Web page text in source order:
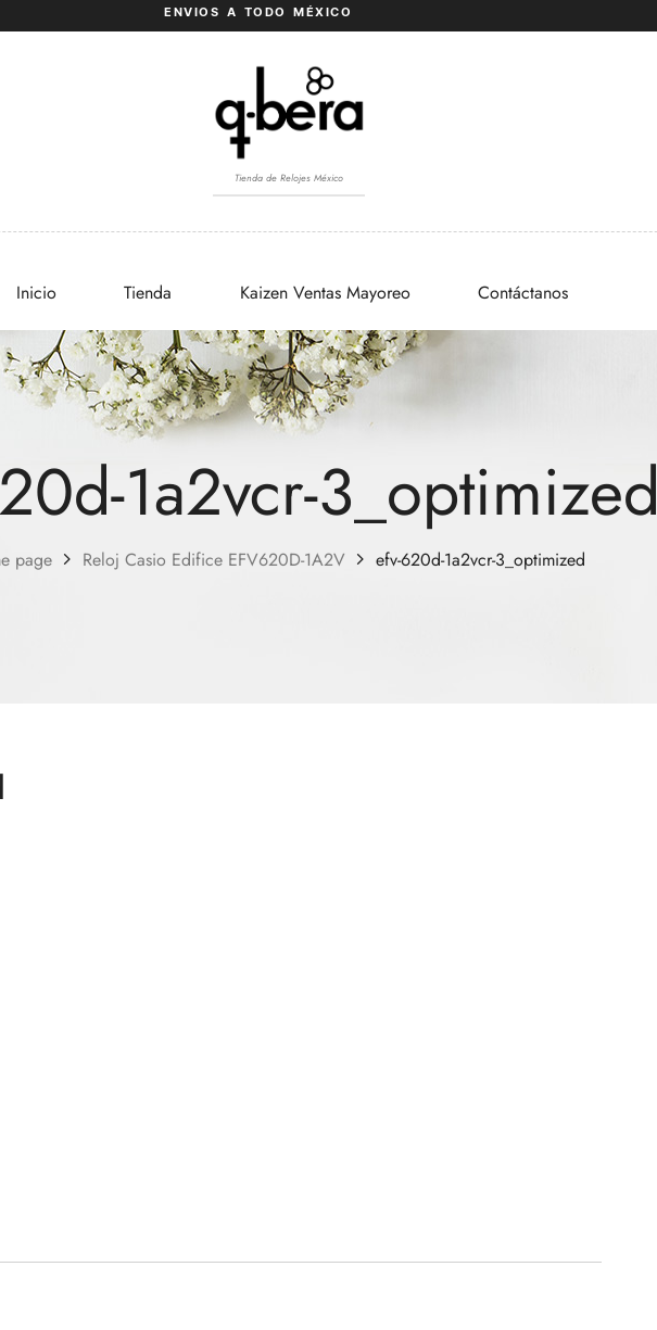
ENVIOS A TODO MÉXICO
Tienda de Relojes México
Inicio Tienda Kaizen Ventas Mayoreo Contáctanos
1a2vcr-3_optimized
page Reloj Casio Edifice EFV620D-1A2V efv-620d-1a2vcr-3_optimized